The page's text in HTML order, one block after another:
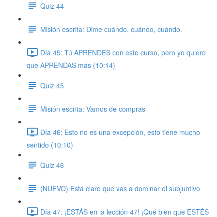
Quiz 44
Misión escrita: Dime cuándo, cuándo, cuándo.
Día 45: Tú APRENDES con este curso, pero yo quiero
que APRENDAS más (10:14)
Quiz 45
Misión escrita: Vamos de compras
Día 46: Esto no es una excepción, esto tiene mucho
sentido (10:10)
Quiz 46
(NUEVO) Está claro que vas a dominar el subjuntivo
Día 47: ¡ESTÁS en la lección 47! ¡Qué bien que ESTÉS